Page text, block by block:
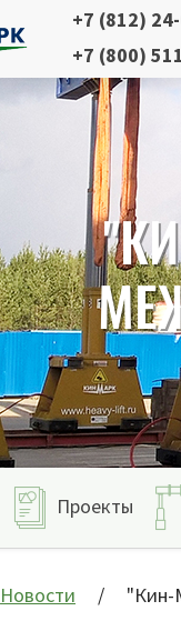
+7 (812)
+7 (800)
Проекты
Новости "Кин-